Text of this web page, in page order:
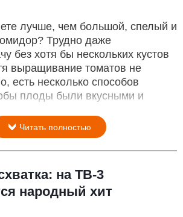
лучше, чем большой, спелый и
Трудно даже
без хотя бы нескольких кустов
выращивание томатов не
есть несколько способов
плоды были вкусными и
Читать полностью
на ТВ-3
народный хит